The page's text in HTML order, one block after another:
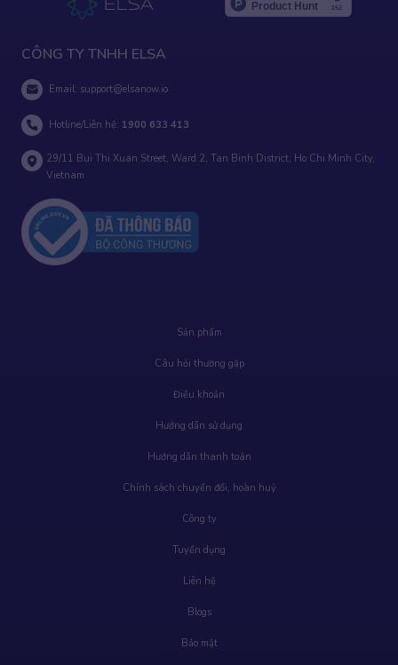
CÔNG TY TNHH ELSA
Email: support@elsanow.io
Hotline/Liên hệ: 1900 633 413
29/11 Bui Thi Xuan Street, Ward 2, Tan Binh District, Ho Chi Minh City,
Vietnam
Sản phẩm
Câu hỏi thường gặp
Điều khoản
Hướng dẫn sử dụng
Hướng dẫn thanh toán
Chính sách chuyển đổi, hoàn huỷ
Công ty
Tuyển dụng
Liên hệ
Blogs
Bảo mật